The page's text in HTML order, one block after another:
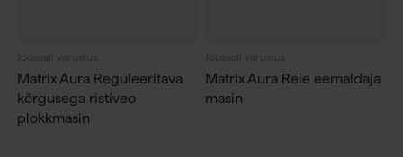
Jõusaali varustus
Matrix Aura Reguleeritava
kõrgusega ristiveo
plokkmasin
Jõusaali varustus
Matrix Aura Reie eemaldaja
masin